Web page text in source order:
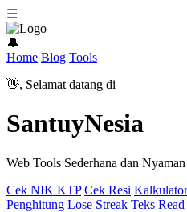
☰
🔔
Home Blog Tools
👋, Selamat datang di
SantuyNesia
Web Tools Sederhana dan Nyaman
Cek NIK KTP Cek Resi
Penghitung Lose Streak Teks